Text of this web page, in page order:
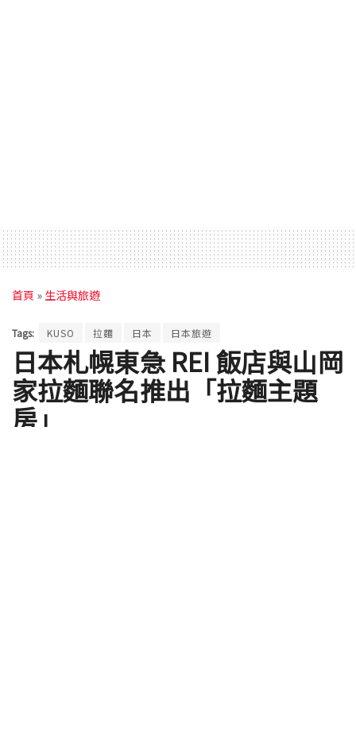
首頁 » 生活與旅遊
Tags: KUSO 拉麵 日本 日本旅遊
日本札幌東急 REI 飯店與山岡
家拉麵聯名推出「拉麵主題
房」